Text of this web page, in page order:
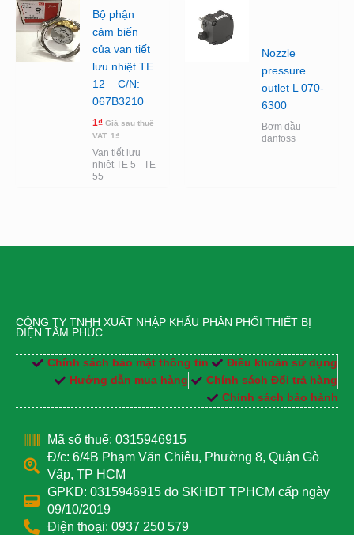
Bộ phận
cảm biến
của van tiết
lưu nhiệt TE
12 – C/N:
067B3210
1₫ Giá sau thuế
VAT: 1₫
Van tiết lưu
nhiệt TE 5 - TE
55
Nozzle
pressure
outlet L 070-
6300
Bơm dầu
danfoss
CÔNG TY TNHH XUẤT NHẬP KHẨU PHÂN PHỐI THIẾT BỊ
ĐIỆN TÂM PHÚC
Chính sách bảo mật thông tin
Điều khoản sử dụng
Hướng dẫn mua hàng
Chính sách Đổi trả hàng
Chính sách bảo hành
Mã số thuế: 0315946915
Đ/c: 6/4B Phạm Văn Chiêu, Phường 8, Quận Gò
Vấp, TP HCM
GPKD: 0315946915 do SKHĐT TPHCM cấp ngày
09/10/2019
Điện thoại: 0937 250 579